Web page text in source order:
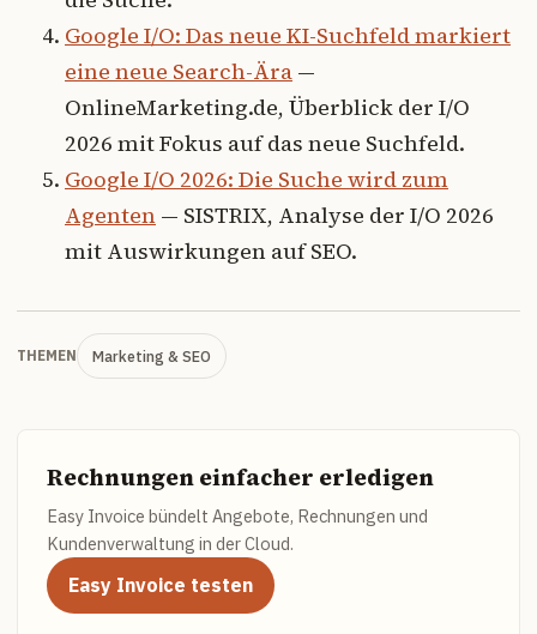
Google I/O: Das neue KI-Suchfeld markiert
eine neue Search-Ära —
OnlineMarketing.de, Überblick der I/O
2026 mit Fokus auf das neue Suchfeld.
Google I/O 2026: Die Suche wird zum
Agenten — SISTRIX, Analyse der I/O 2026
mit Auswirkungen auf SEO.
THEMEN Marketing & SEO
Rechnungen einfacher erledigen
Easy Invoice bündelt Angebote, Rechnungen und
Kundenverwaltung in der Cloud.
Easy Invoice testen